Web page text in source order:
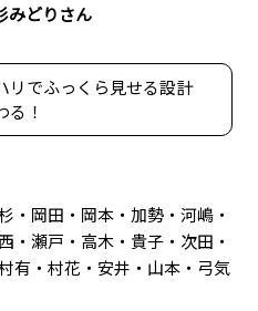
みどりさん
リでふっくら見せる設計
る！
・岡田・岡本・加勢・河嶋・
・瀬戸・高木・貴子・次田・
有・村花・安井・山本・弓気